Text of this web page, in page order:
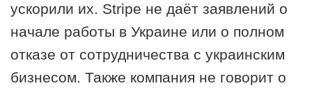
ускорили их. Stripe не даёт заявлений о
начале работы в Украине или о полном
отказе от сотрудничества с украинским
бизнесом. Также компания не говорит о